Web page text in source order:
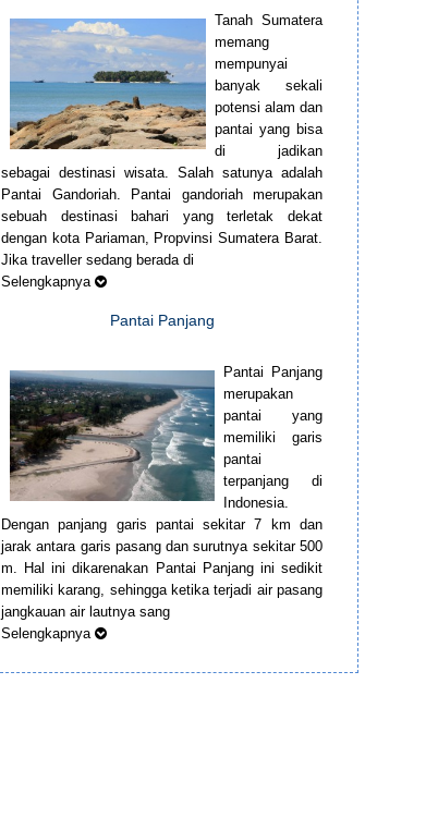
Tanah Sumatera
memang
mempunyai
banyak sekali
potensi alam dan
pantai yang bisa
di jadikan
sebagai destinasi wisata. Salah satunya adalah
Pantai Gandoriah. Pantai gandoriah merupakan
sebuah destinasi bahari yang terletak dekat
dengan kota Pariaman, Propvinsi Sumatera Barat.
Jika traveller sedang berada di
Selengkapnya
Pantai Panjang
Pantai Panjang
merupakan
pantai yang
memiliki garis
pantai
terpanjang di
Indonesia.
Dengan panjang garis pantai sekitar 7 km dan
jarak antara garis pasang dan surutnya sekitar 500
m. Hal ini dikarenakan Pantai Panjang ini sedikit
memiliki karang, sehingga ketika terjadi air pasang
jangkauan air lautnya sang
Selengkapnya